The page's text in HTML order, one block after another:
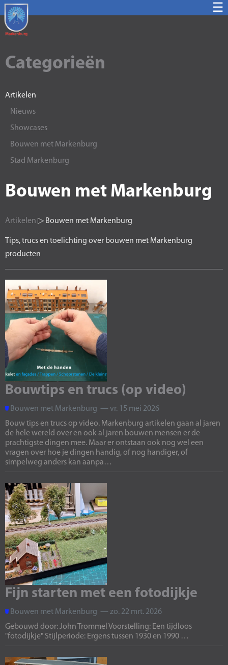
☰
Categorieën
Artikelen
Nieuws
Showcases
Bouwen met Markenburg
Stad Markenburg
Bouwen met Markenburg
Artikelen ▷ Bouwen met Markenburg
Tips, trucs en toelichting over bouwen met Markenburg
producten
Bouwtips en trucs (op video)
Bouwen met Markenburg — vr. 15 mei 2026
Bouw tips en trucs op video. Markenburg artikelen gaan al jaren
de hele wereld over en ook al jaren bouwen mensen er de
prachtigste dingen mee. Maar er ontstaan ook nog wel een
vragen over hoe je dingen handig, of nog handiger, of
simpelweg anders kan aanpa…
Fijn starten met een fotodijkje
Bouwen met Markenburg — zo. 22 mrt. 2026
Gebouwd door: John Trommel Voorstelling: Een tijdloos
"fotodijkje" Stijlperiode: Ergens tussen 1930 en 1990 …